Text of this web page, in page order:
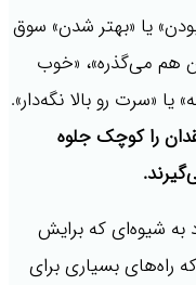
یا «بهتر شدن» سوق
هم می‌گذره»، «خوب
«سرت رو بالا نگه‌دار».
را کوچک جلوه
به شیوه‌ای که برایش
راه‌های بسیاری برای